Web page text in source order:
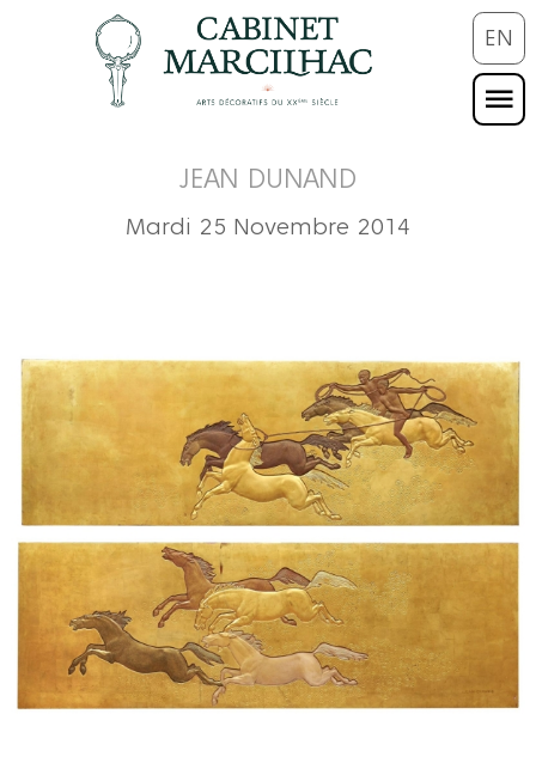
EN
JEAN DUNAND
Mardi 25 Novembre 2014